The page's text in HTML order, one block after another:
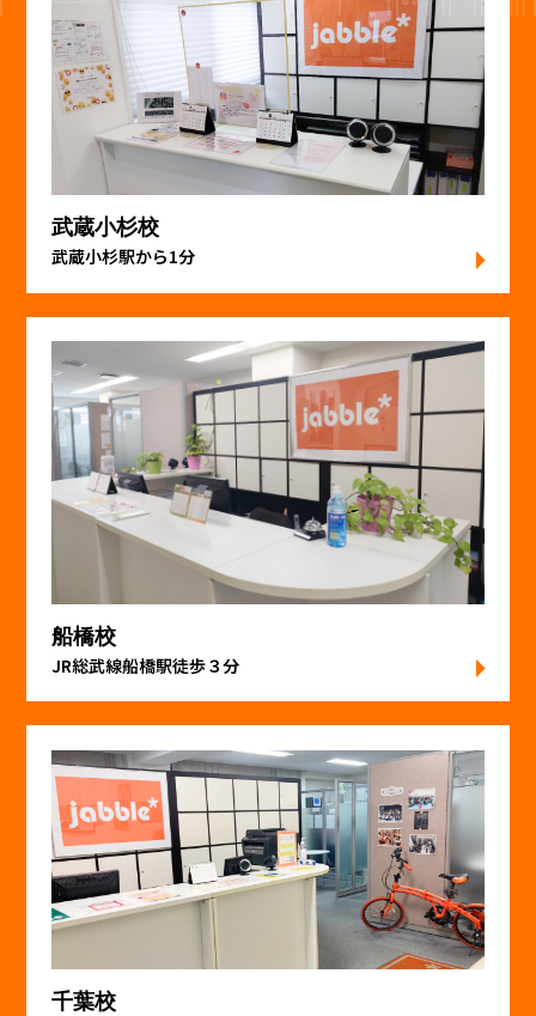
武蔵小杉校
武蔵小杉駅から1分
船橋校
JR総武線船橋駅徒歩３分
千葉校